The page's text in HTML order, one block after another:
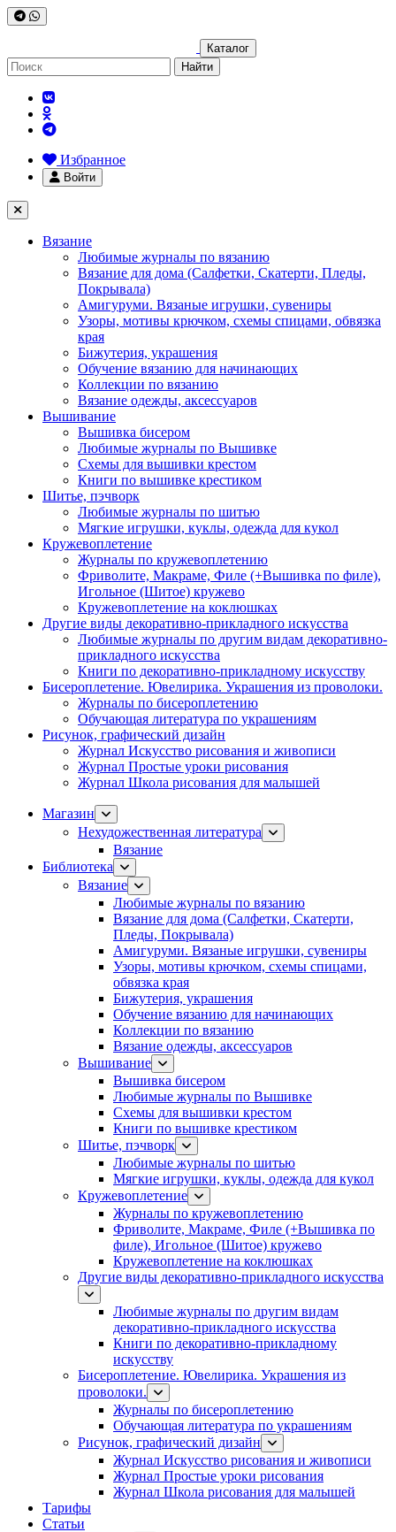
Каталог
Найти
Избранное
Войти
Вязание
Любимые журналы по вязанию
Вязание для дома (Салфетки, Скатерти, Пледы,
Покрывала)
Амигуруми. Вязаные игрушки, сувениры
Узоры, мотивы крючком, схемы спицами, обвязка
края
Бижутерия, украшения
Обучение вязанию для начинающих
Коллекции по вязанию
Вязание одежды, аксессуаров
Вышивание
Вышивка бисером
Любимые журналы по Вышивке
Схемы для вышивки крестом
Книги по вышивке крестиком
Шитье, пэчворк
Любимые журналы по шитью
Мягкие игрушки, куклы, одежда для кукол
Кружевоплетение
Журналы по кружевоплетению
Фриволите, Макраме, Филе (+Вышивка по филе),
Игольное (Шитое) кружево
Кружевоплетение на коклюшках
Другие виды декоративно-прикладного искусства
Любимые журналы по другим видам декоративно-
прикладного искусства
Книги по декоративно-прикладному искусству
Бисероплетение. Ювелирика. Украшения из проволоки.
Журналы по бисероплетению
Обучающая литература по украшениям
Рисунок, графический дизайн
Журнал Искусство рисования и живописи
Журнал Простые уроки рисования
Журнал Школа рисования для малышей
Магазин
Нехудожественная литература
Вязание
Библиотека
Вязание
Любимые журналы по вязанию
Вязание для дома (Салфетки, Скатерти,
Пледы, Покрывала)
Амигуруми. Вязаные игрушки, сувениры
Узоры, мотивы крючком, схемы спицами,
обвязка края
Бижутерия, украшения
Обучение вязанию для начинающих
Коллекции по вязанию
Вязание одежды, аксессуаров
Вышивание
Вышивка бисером
Любимые журналы по Вышивке
Схемы для вышивки крестом
Книги по вышивке крестиком
Шитье, пэчворк
Любимые журналы по шитью
Мягкие игрушки, куклы, одежда для кукол
Кружевоплетение
Журналы по кружевоплетению
Фриволите, Макраме, Филе (+Вышивка по
филе), Игольное (Шитое) кружево
Кружевоплетение на коклюшках
Другие виды декоративно-прикладного искусства
Любимые журналы по другим видам
декоративно-прикладного искусства
Книги по декоративно-прикладному
искусству
Бисероплетение. Ювелирика. Украшения из
проволоки.
Журналы по бисероплетению
Обучающая литература по украшениям
Рисунок, графический дизайн
Журнал Искусство рисования и живописи
Журнал Простые уроки рисования
Журнал Школа рисования для малышей
Тарифы
Статьи